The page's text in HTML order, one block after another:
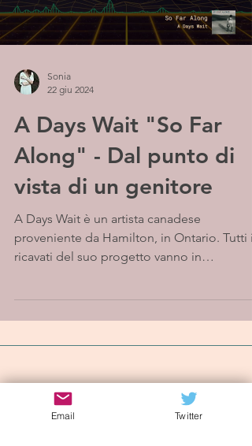
Sonia
22 giu 2024
A Days Wait "So Far
Along" - Dal punto di
vista di un genitore
A Days Wait è un artista canadese
proveniente da Hamilton, in Ontario. Tutti i
ricavati del suo progetto vanno in
Iscriviti alla mailing list
Email Twitter